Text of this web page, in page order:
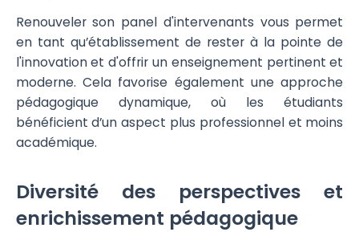
Renouveler son panel d'intervenants vous permet
en tant qu’établissement de rester à la pointe de
l'innovation et d'offrir un enseignement pertinent et
moderne. Cela favorise également une approche
pédagogique dynamique, où les étudiants
bénéficient d’un aspect plus professionnel et moins
académique.
Diversité des perspectives et
enrichissement pédagogique